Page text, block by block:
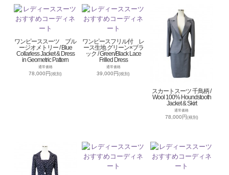
ワンピーススーツ ブル
ージオメトリー / Blue
Collarless Jacket & Dress
in Geometric Pattern
通常価格
78,000円(税別)
ワンピースフリル付 レ
ース生地 グリーン×ブラ
ック / Green/Black Lace
Frilled Dress
通常価格
39,000円(税別)
スカートスーツ 千鳥柄 /
Wool 100% Houndstooth
Jacket & Skirt
通常価格
78,000円(税別)